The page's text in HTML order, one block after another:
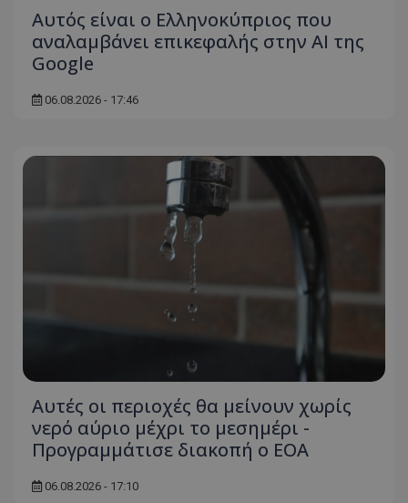
Αυτός είναι ο Ελληνοκύπριος που
αναλαμβάνει επικεφαλής στην ΑΙ της
Google
06.08.2026 - 17:46
Αυτές οι περιοχές θα μείνουν χωρίς
νερό αύριο μέχρι το μεσημέρι -
Προγραμμάτισε διακοπή ο ΕΟΑ
06.08.2026 - 17:10